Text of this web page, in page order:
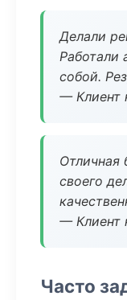
Делали
Работали
собой.
— Клиент
Отличная
своего
— Клиент
Часто